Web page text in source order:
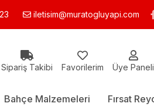
iletisim@muratogluyapi.com
Sipariş Takibi Favorilerim Üye Paneli
Bahçe Malzemeleri Fırsat